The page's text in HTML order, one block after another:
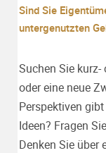
Sind Sie
untergenutzten
Suchen Sie
oder eine neue
Perspektiven
Ideen? Fragen
Denken Sie über